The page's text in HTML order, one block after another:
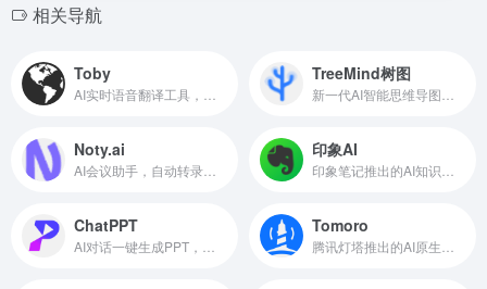
相关导航
Toby TreeMind树图
Noty.ai 印象AI
ChatPPT Tomoro